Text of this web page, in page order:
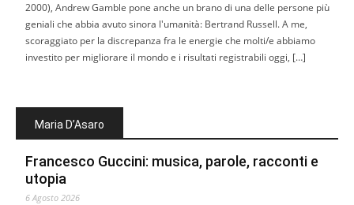
2000), Andrew Gamble pone anche un brano di una delle persone più
geniali che abbia avuto sinora l'umanità: Bertrand Russell. A me,
scoraggiato per la discrepanza fra le energie che molti/e abbiamo
investito per migliorare il mondo e i risultati registrabili oggi, […]
Maria D’Asaro
Francesco Guccini: musica, parole, racconti e
utopia
6 Agosto 2026